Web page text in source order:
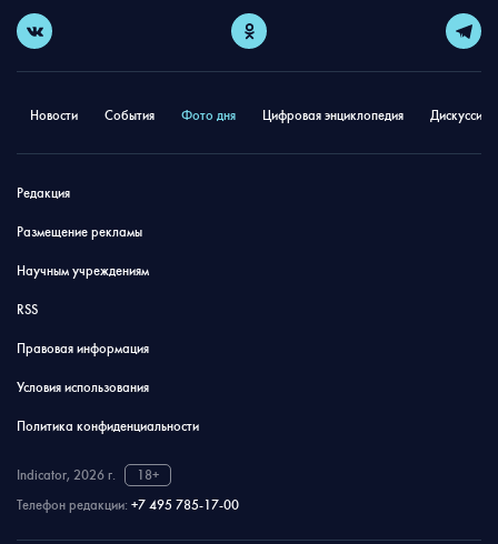
Новости События Фото дня Цифровая энциклопедия
Редакция
Размещение рекламы
Научным учреждениям
RSS
Правовая информация
Условия использования
Политика конфиденциальности
Indicator, 2026 г.
18+
Телефон редакции: +7 495 785-17-00